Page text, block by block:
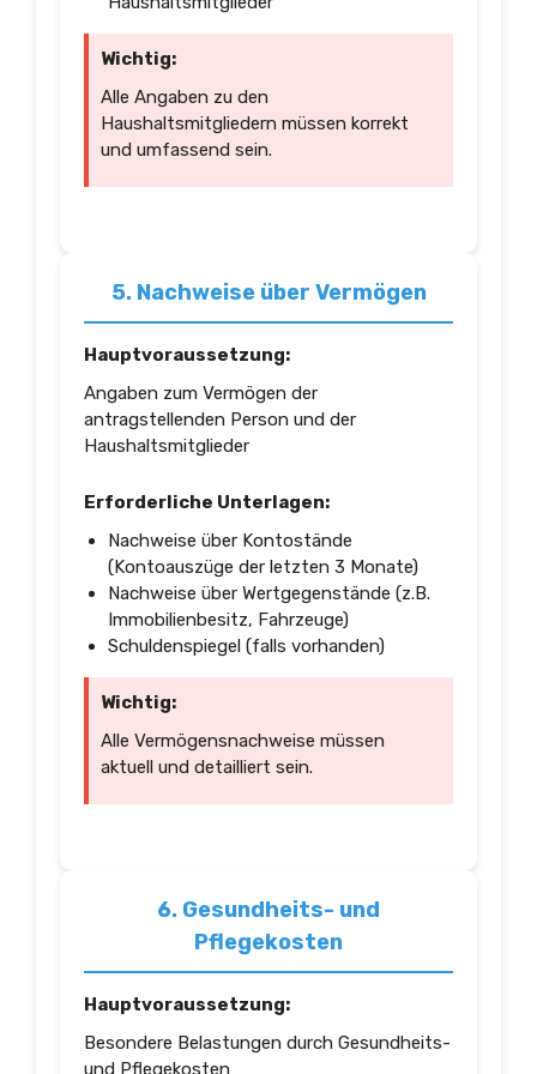
Wichtig:
Alle Angaben zu den
Haushaltsmitgliedern müssen korrekt
und umfassend sein.
5. Nachweise über Vermögen
Hauptvoraussetzung:
Angaben zum Vermögen der
antragstellenden Person und der
Haushaltsmitglieder
Erforderliche Unterlagen:
Nachweise über Kontostände
(Kontoauszüge der letzten 3 Monate)
Nachweise über Wertgegenstände (z.B.
Immobilienbesitz, Fahrzeuge)
Schuldenspiegel (falls vorhanden)
Wichtig:
Alle Vermögensnachweise müssen
aktuell und detailliert sein.
6. Gesundheits- und
Pflegekosten
Hauptvoraussetzung:
Besondere Belastungen durch Gesundheits-
und Pflegekosten